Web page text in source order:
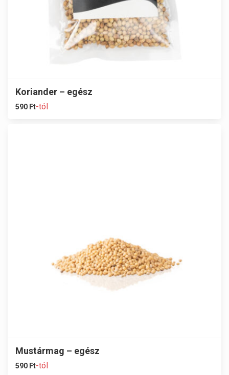
Koriander – egész
590 Ft-tól
Mustármag – egész
590 Ft-tól